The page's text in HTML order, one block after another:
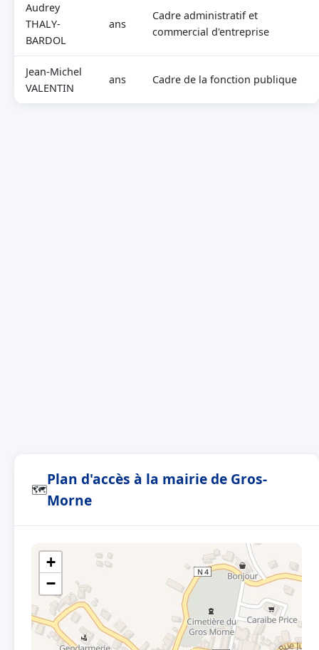
Audrey
THALY-
BARDOL
ans
Cadre administratif et
commercial d'entreprise
Jean-Michel
VALENTIN
ans Cadre de la fonction publique
🗺
Plan d'accès à la mairie de Gros-
Morne
+
−